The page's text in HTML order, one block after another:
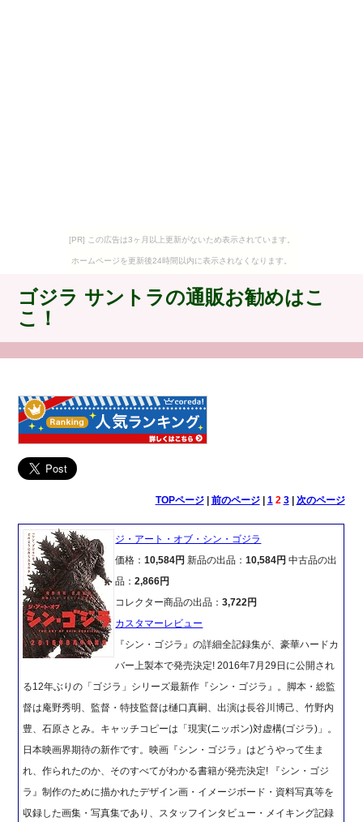
[PR] この広告は3ヶ月以上更新がないため表示されています。
ホームページを更新後24時間以内に表示されなくなります。
ゴジラ サントラの通販お勧めはこ
こ！
TOPページ| 前のページ| 1 2 3| 次のページ
ジ・アート・オブ・シン・ゴジラ
価格：10,584円新品の出品：10,584円 中古品の出
品：2,866円
コレクター商品の出品：3,722円
カスタマーレビュー
『シン・ゴジラ』の詳細全記録集が、豪華ハードカ
バー上製本で発売決定! 2016年7月29日に公開され
る12年ぶりの「ゴジラ」シリーズ最新作『シン・ゴジラ』。脚本・総監
督は庵野秀明、監督・特技監督は樋口真嗣、出演は長谷川博己、竹野内
豊、石原さとみ。キャッチコピーは「現実(ニッポン)対虚構(ゴジラ)」。
日本映画界期待の新作です。映画『シン・ゴジラ』はどうやって生ま
れ、作られたのか、そのすべてがわかる書籍が発売決定! 『シン・ゴジ
ラ』制作のために描かれたデザイン画・イメージボード・資料写真等を
収録した画集・写真集であり、スタッフインタビュー・メイキング記録